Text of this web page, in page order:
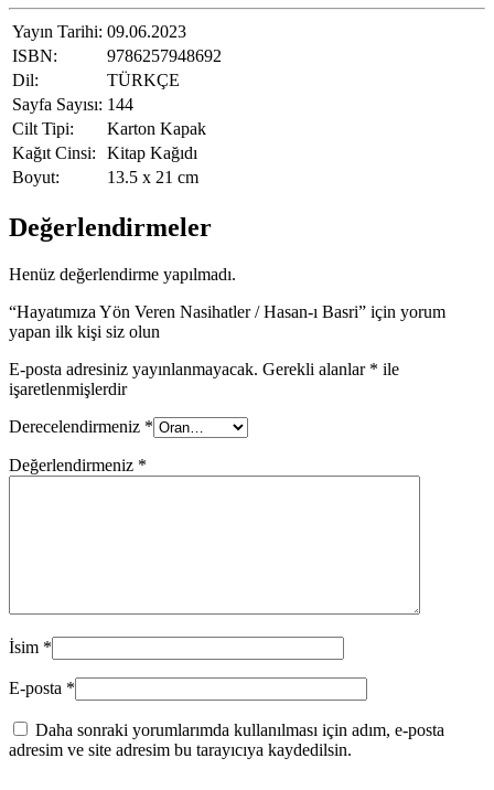
Yayın Tarihi: 09.06.2023
ISBN:
9786257948692
Dil:
TÜRKÇE
Sayfa Sayısı: 144
Cilt Tipi:
Karton Kapak
Kağıt Cinsi:
Kitap Kağıdı
Boyut:
13.5 x 21 cm
Değerlendirmeler
Henüz değerlendirme yapılmadı.
“Hayatımıza Yön Veren Nasihatler / Hasan-ı Basri” için yorum
yapan ilk kişi siz olun
E-posta adresiniz yayınlanmayacak. Gerekli alanlar * ile
işaretlenmişlerdir
Derecelendirmeniz *
Değerlendirmeniz *
İsim *
E-posta *
Daha sonraki yorumlarımda kullanılması için adım, e-posta
adresim ve site adresim bu tarayıcıya kaydedilsin.